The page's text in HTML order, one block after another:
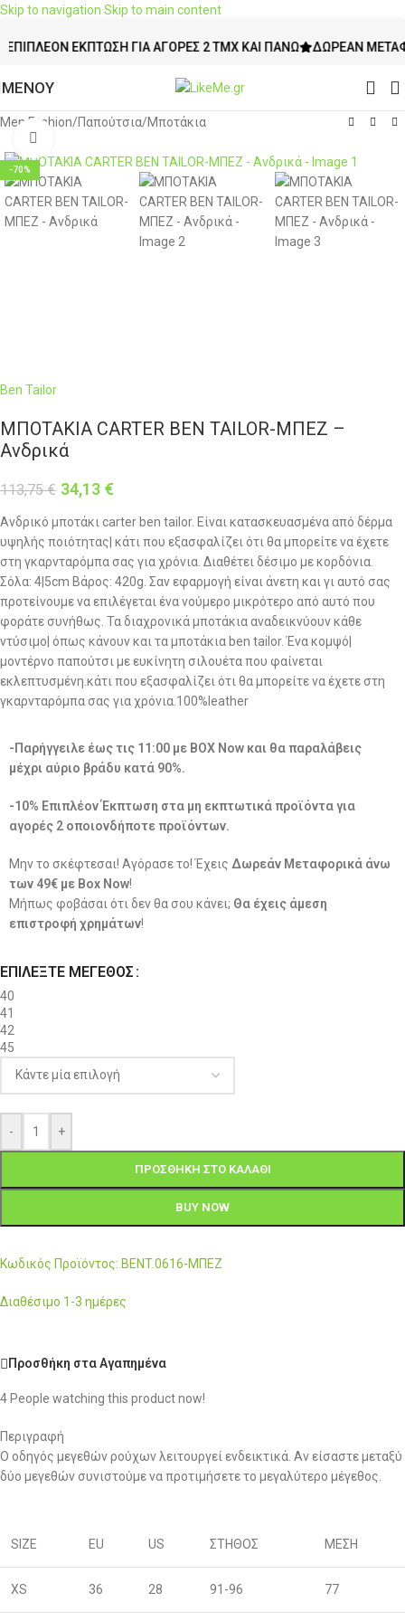
Skip to navigation Skip to main content
ΈΚΠΤΩΣΗ ΓΙΑ ΑΓΟΡΈΣ 2 ΤΜΧ ΚΑΙ ΠΆΝΩ ΔΩΡΕΆΝ
ΜΕΝΟΥ
Men Fashion/Παπούτσια/Μποτάκια
-70%
Ben Tailor
ΜΠΟΤΑΚΙΑ CARTER BEN TAILOR-ΜΠΕΖ –
Ανδρικά
113,75€ 34,13 €
Ανδρικό μποτάκι carter ben tailor. Είναι κατασκευασμένα από δέρμα
υψηλής ποιότητας| κάτι που εξασφαλίζει ότι θα μπορείτε να έχετε
στη γκαρνταρόμπα σας για χρόνια. Διαθέτει δέσιμο με κορδόνια.
Σόλα: 4|5cm Βάρος: 420g. Σαν εφαρμογή είναι άνετη και γι αυτό σας
προτείνουμε να επιλέγεται ένα νούμερο μικρότερο από αυτό που
φοράτε συνήθως. Τα διαχρονικά μποτάκια αναδεικνύουν κάθε
ντύσιμο| όπως κάνουν και τα μποτάκια ben tailor. Ένα κομψό|
μοντέρνο παπούτσι με ευκίνητη σιλουέτα που φαίνεται
εκλεπτυσμένη.κάτι που εξασφαλίζει ότι θα μπορείτε να έχετε στη
γκαρνταρόμπα σας για χρόνια.100%leather
-Παρήγγειλε έως τις 11:00 με BOX Now και θα παραλάβεις
μέχρι αύριο βράδυ κατά 90%.
-10% Επιπλέον Έκπτωση στα μη εκπτωτικά προϊόντα για
αγορές 2 οποιονδήποτε προϊόντων.
Μην το σκέφτεσαι! Αγόρασε το! Έχεις Δωρεάν Μεταφορικά άνω
των 49€ με Box Now!
Μήπως φοβάσαι ότι δεν θα σου κάνει; Θα έχεις άμεση
επιστροφή χρημάτων!
ΕΠΙΛΈΞΤΕ ΜΈΓΕΘΟΣ
40
41
42
45
- +
ΠΡΟΣΘΉΚΗ ΣΤΟ ΚΑΛΆΘΙ
BUY NOW
Κωδικός Προϊόντος: BENT.0616-ΜΠΕΖ
Διαθέσιμο 1-3 ημέρες
Προσθήκη στα Αγαπημένα
4 People watching this product now!
Περιγραφή
Ο οδηγός μεγεθών ρούχων λειτουργεί ενδεικτικά. Αν είσαστε μεταξύ
δύο μεγεθών συνιστούμε να προτιμήσετε το μεγαλύτερο μέγεθος.
SIZE EU US ΣΤΗΘΟΣ ΜΕΣΗ
XS 36 28 91-96 77